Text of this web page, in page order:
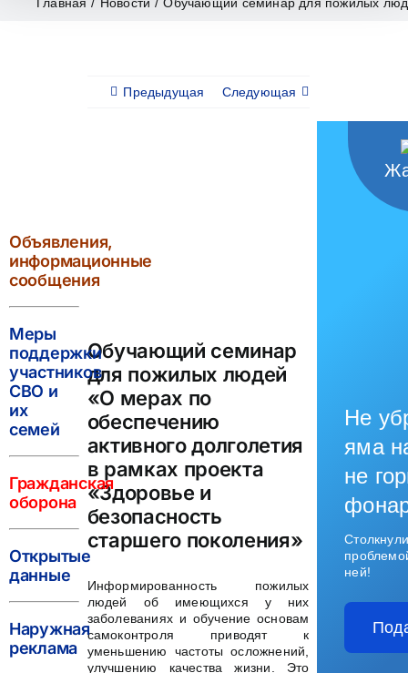
Предыдущая Следующая
Обучающий семинар
для пожилых людей
«О мерах по
обеспечению
активного долголетия
в рамках проекта
«Здоровье и
безопасность
старшего поколения»
Информированность пожилых
людей об имеющихся у них
заболеваниях и обучение основам
самоконтроля приводят к
уменьшению частоты осложнений,
улучшению качества жизни. Это
Объявления,
информационные
сообщения
Меры
поддержки
участников
СВО и
их
семей
Гражданская
оборона
Открытые
данные
Наружная
реклама
Не
яма
не
ней!